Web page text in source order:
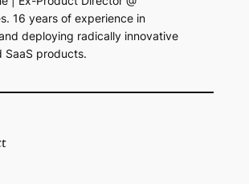
16 years of experience in
deploying radically innovative
SaaS products.